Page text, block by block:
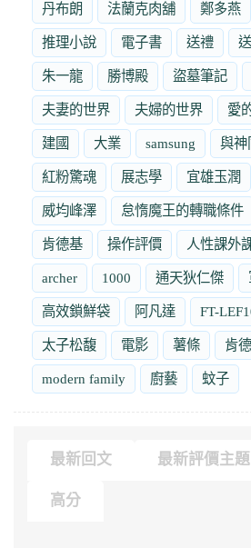
丹布朗 法蘭克肉舖 鄭多燕
推理小說 電子書 送禮
朱一龍 勝博殿 盜墓筆記
夫妻的世界 夫婦的世界 愛
建國 大業 samsung 與神
紅粉驚魂 展志學 宜雄玉潤
威均峰澤 怠惰魔王的轉職條件
肯德基 操作評價 人性課外
archer 1000 通天狄仁傑
高效鎖鮮袋 阿凡達 FT-
太子松馥 電影 薯條 肯
modern family 廚藝 蚊子
最新回文 最新評價主題
高分